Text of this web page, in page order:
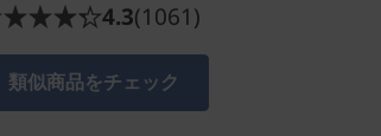
4.3(1061)
類似商品をチェック